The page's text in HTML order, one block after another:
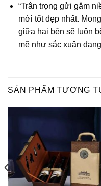
“Trân trọng gửi gắm
mới tốt đẹp nhất.
giữa hai bên sẽ luôn
mẽ như sắc xuân
SẢN PHẨM TƯƠNG